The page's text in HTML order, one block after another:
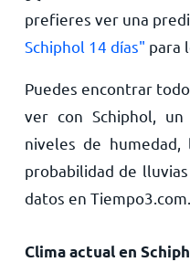
prefieres ver una
Schiphol 14 días" para
Puedes encontrar
ver con Schiphol,
niveles de
probabilidad de
datos en Tiempo3.com.
Clima actual en